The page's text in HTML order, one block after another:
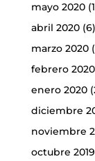
mayo 2020
abril 2020(6)
marzo 2020
febrero 2020
enero 2020
diciembre
noviembre
octubre 2019